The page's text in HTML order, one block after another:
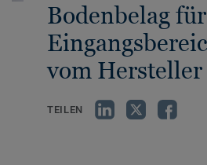
Bodenbelag
vom Hersteller
TEILEN